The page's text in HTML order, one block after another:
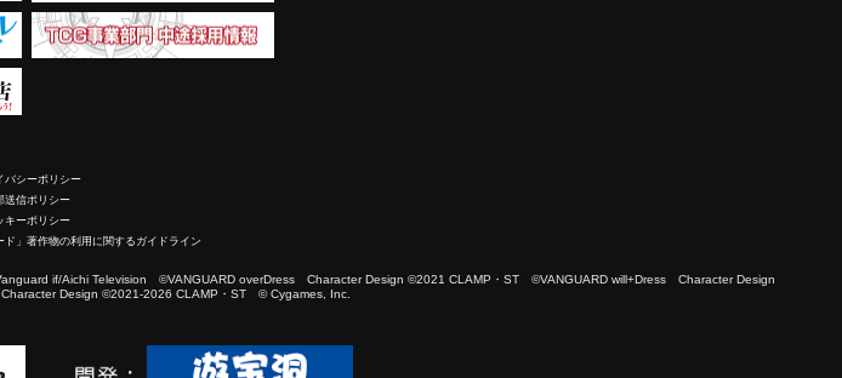
バシーポリシー
送信ポリシー
キーポリシー
ド」著作物の利用に関するガイドライン
if/Aichi Television ©VANGUARD overDress Character Design ©2021 CLAMP・ST ©VANGUARD will+Dress Character Design
Design ©2021-2026 CLAMP・ST © Cygames, Inc.